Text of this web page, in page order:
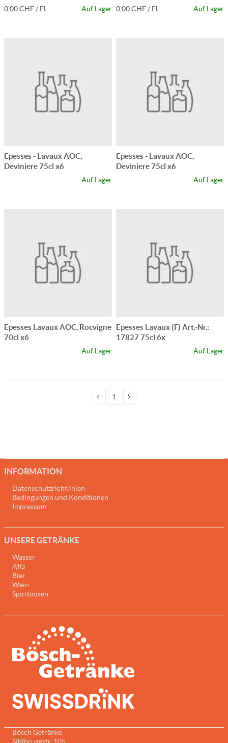
0,00 CHF / Fl. Auf Lager 0,00 CHF / Fl. Auf Lager
Epesses - Lavaux AOC,
Deviniere 75cl x6
Auf Lager
Epesses - Lavaux AOC,
Deviniere 75cl x6
Auf Lager
Epesses Lavaux AOC, Rocvigne
70cl x6
Auf Lager
Epesses Lavaux (F) Art.-Nr.:
17827 75cl 6x
Auf Lager
INFORMATION
Datenschutzrichtlinien
Bedingungen und Konditionen
Impressum
UNSERE GETRÄNKE
Wasser
AfG
Bier
Wein
Spirituosen
Bösch Getränke